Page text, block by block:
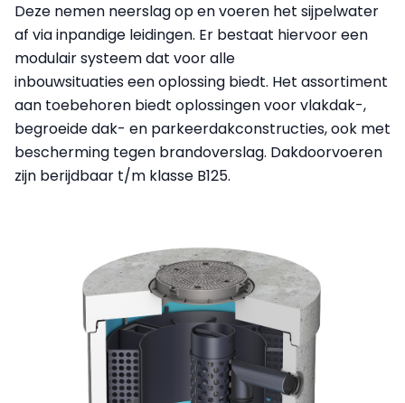
Deze nemen neerslag op en voeren het sijpelwater
af via inpandige leidingen. Er bestaat hiervoor een
modulair systeem dat voor alle
inbouwsituaties een oplossing biedt. Het assortiment
aan toebehoren biedt oplossingen voor vlakdak-,
begroeide dak- en parkeerdakconstructies, ook met
bescherming tegen brandoverslag. Dakdoorvoeren
zijn berijdbaar t/m klasse B125.